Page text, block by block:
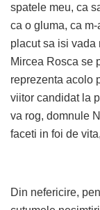
spatele meu, ca
ca o gluma, ca
placut sa isi vada
Mircea Rosca se
reprezenta acolo
viitor candidat la
va rog, domnule
faceti in foi de
Din nefericire,